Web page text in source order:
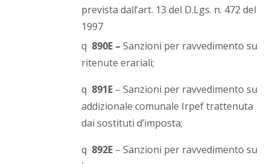
prevista dall’art. 13 del D.Lgs. n. 472 del
1997
q 890E – Sanzioni per ravvedimento su
ritenute erariali;
q 891E – Sanzioni per ravvedimento su
addizionale comunale Irpef trattenuta
dai sostituti d’imposta;
q 892E – Sanzioni per ravvedimento su